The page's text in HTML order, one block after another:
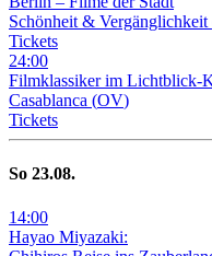
Schönheit & Vergänglichkeit
Tickets
24:00
Filmklassiker im Lichtblick-
Casablanca (OV)
Tickets
So 23.08.
14:00
Hayao Miyazaki: